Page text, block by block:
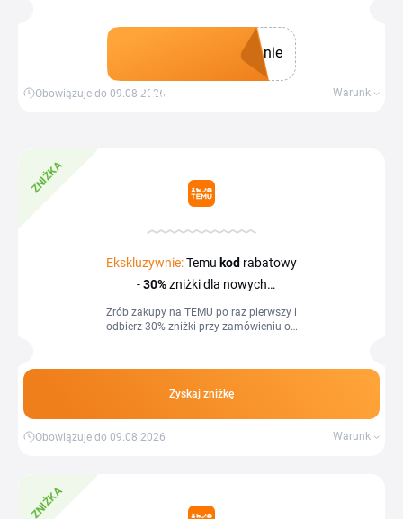
Zdobądź kupon
nie
Obowiązuje do 09.08.2026 Warunki
ZNIŻKA
Ekskluzywnie:Temu kod rabatowy
-30%zniżki dla nowych
użytkowników do Temu
Zrób zakupy na TEMU po raz pierwszy i
odbierz 30% zniżki przy zamówieniu od
dedykowany link i złóż zamówienie jako
Zyskaj zniżkę
Obowiązuje do 09.08.2026 Warunki
ZNIŻKA